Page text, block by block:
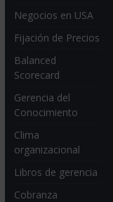
Negocios en USA
Fijación de Precios
Balanced
Scorecard
Gerencia del
Conocimiento
Clima
organizacional
Libros de gerencia
Cobranza